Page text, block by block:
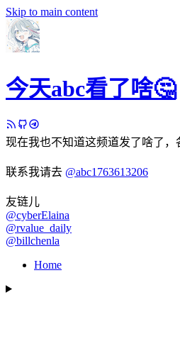
Skip to main content
今天abc看了啥🤔
现在我也不知道这频道发了啥了
联系我请去 @abc1763613206
友链儿
@cyberElaina
@rvalue_daily
@billchenla
Home